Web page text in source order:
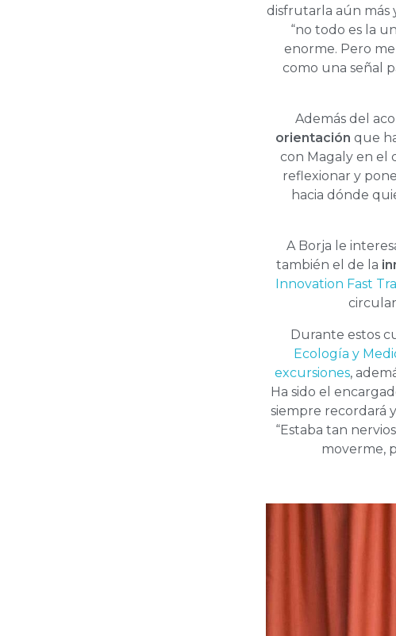
disfrutarla aún más
“no todo es la
enorme. Pero
como una señal
Además del
orientación que
con Magaly en el
reflexionar y
hacia dónde
A Borja le
también el de la
Innovation Fast
Durante estos
Ecología y
excursiones,
Ha sido el
siempre recordará
“Estaba tan
moverme,